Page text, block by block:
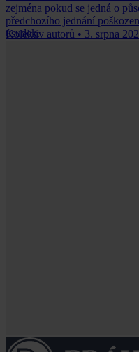
zejména pokud se jedná o
předchozího jednání
úsudek.
Kolektiv autorů • 3. srpna